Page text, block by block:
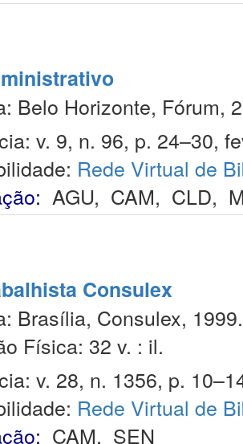
Belo Horizonte, Fórum,
v. 9, n. 96, p. 24–30,
Rede Virtual de
AGU, CAM, CLD,
Consulex
Brasília, Consulex, 1999.
Física: 32 v. : il.
v. 28, n. 1356, p.
Rede Virtual de
CAM, SEN